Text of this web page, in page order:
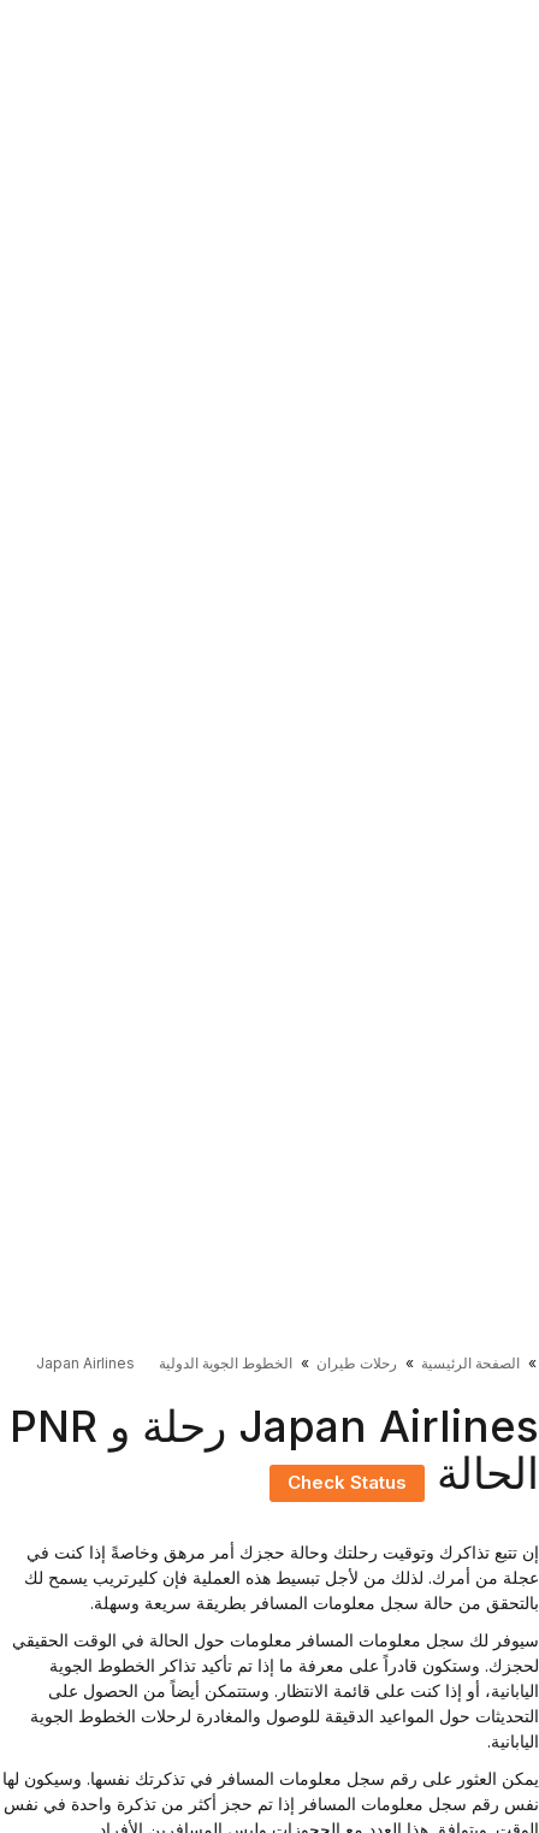
الصفحة الرئيسية رحلات طيران الخطوط الجوية الدولية Japan Airlines
Japan Airlines رحلة و PNR
Check Status
تتبع تذاكرك وتوقيت رحلتك وحالة حجزك أمر مرهق وخاصةً إذا كنت في
من أمرك. لذلك من لأجل تبسيط هذه العملية فإن كليرتريب يسمح لك
من حالة سجل معلومات المسافر بطريقة سريعة وسهلة.
لك سجل معلومات المسافر معلومات حول الحالة في الوقت الحقيقي
وستكون قادراً على معرفة ما إذا تم تأكيد تذاكر الخطوط الجوية
أو إذا كنت على قائمة الانتظار. وستتمكن أيضاً من الحصول على
حول المواعيد الدقيقة للوصول والمغادرة لرحلات الخطوط الجوية
العثور على رقم سجل معلومات المسافر في تذكرتك نفسها. وسيكون لها
رقم سجل معلومات المسافر إذا تم حجز أكثر من تذكرة واحدة في نفس
ويتوافق هذا العدد مع الحجوزات وليس المسافرين الأفراد.